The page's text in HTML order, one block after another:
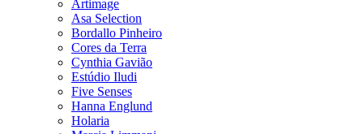
Artimage
Asa Selection
Bordallo Pinheiro
Cores da Terra
Cynthia Gavião
Estúdio Iludi
Five Senses
Hanna Englund
Holaria